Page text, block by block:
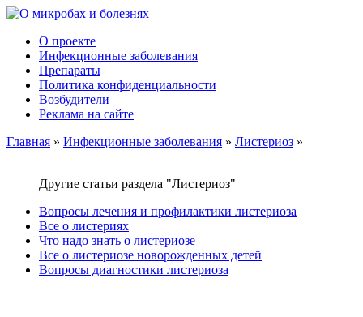
О проекте
Инфекционные заболевания
Препараты
Политика конфиденциальности
Возбудители
Реклама на сайте
Главная » Инфекционные заболевания » Листериоз »
Другие статьи раздела "Листериоз"
Вопросы лечения и профилактики листериоза
Все о листериях
Что надо знать о листериозе
Все о листериозе новорожденных детей
Вопросы диагностики листериоза